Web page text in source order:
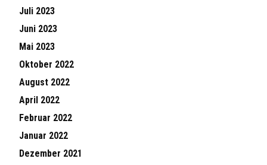
Juli 2023
Juni 2023
Mai 2023
Oktober 2022
August 2022
April 2022
Februar 2022
Januar 2022
Dezember 2021